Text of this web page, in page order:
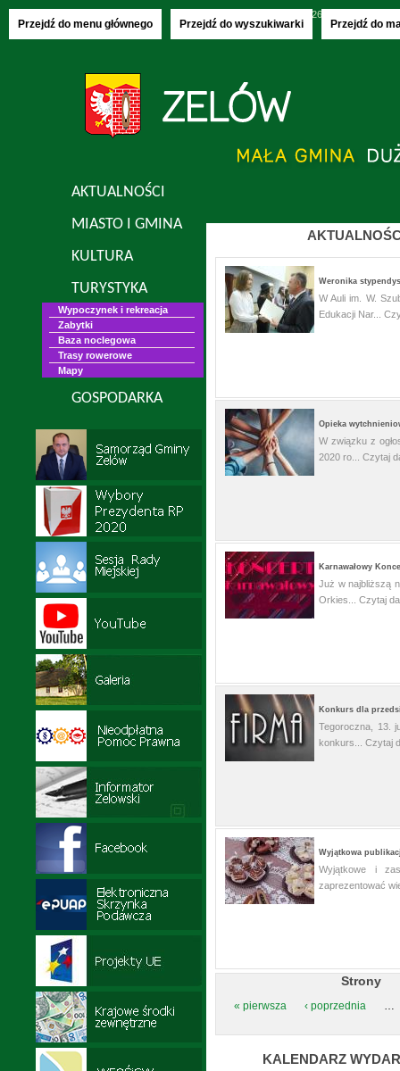
Przejdź do menu głównego Przejdź do wyszukiwarki Przejdź do
Poniedziałek, 10.08.2026
AKTUALNOŚCI
MIASTO I GMINA
KULTURA
TURYSTYKA
Wypoczynek i rekreacja
Zabytki
Baza noclegowa
Trasy rowerowe
Mapy
GOSPODARKA
Weronika
W Auli im. W.
Edukacji Nar...
Opieka
W związku z
2020 ro... Czytaj
Karnawałowy
Już w najbliższą
Orkies... Czytaj
Konkurs dla
Tegoroczna, 13.
konkurs... Czytaj
Wyjątkowa
Wyjątkowe i
zaprezentować
Strony
« pierwsza ‹ poprzednia …
KALENDARZ